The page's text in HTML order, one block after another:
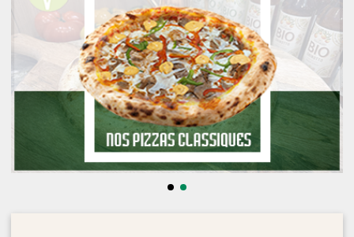
NOS PATES GRATINEES
NOS BURRITOS GRATINES
NOS PANINIS
NOS SALADES
NOS DESSERTS